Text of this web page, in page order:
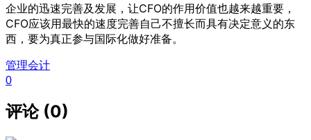
企业的迅速完善及发展，让CFO的作用价值也越来越重要，
CFO应该用最快的速度完善自己不擅长而具有决定意义的东
西，要为真正参与国际化做好准备。
管理会计
0
评论 (0)